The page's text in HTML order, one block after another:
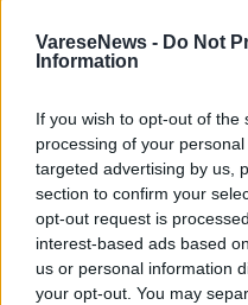
VareseNews - Do Not
Information
If you wish to opt-out of
processing of your
targeted advertising by us,
section to confirm your
opt-out request is
interest-based ads based
us or personal information
your opt-out. You may